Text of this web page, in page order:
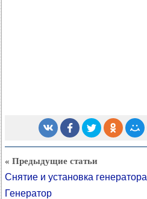
« Предыдущие статьи
Снятие и установка генератора
Генератор